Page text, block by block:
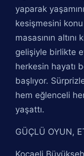
yaparak
kesişmesini konu
masasının
gelişiyle birlikte
herkesin hayatı
başlıyor.
hem eğlenceli
yaşattı.
GÜÇLÜ OYUN,
Kocaeli